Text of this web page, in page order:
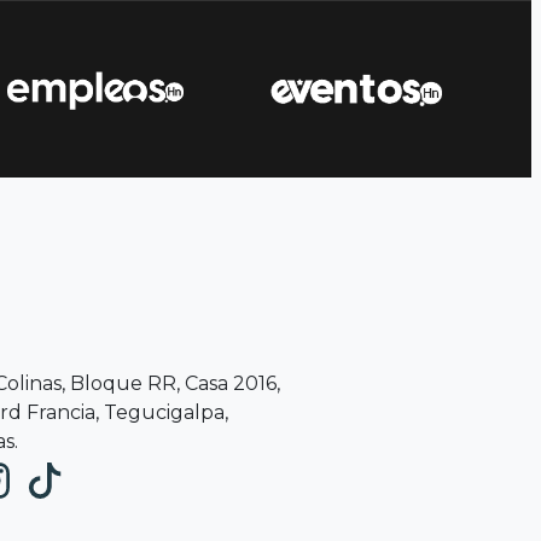
Bloque RR, Casa 2016,
Francia, Tegucigalpa,